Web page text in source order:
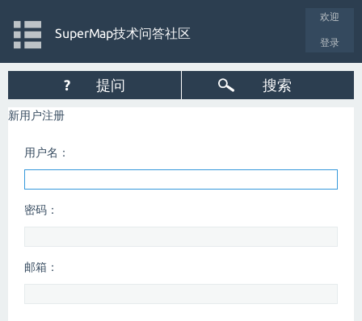
欢迎
登录
SuperMap技术问答社区
? 提问 搜索
新用户注册
用户名：
密码：
邮箱：